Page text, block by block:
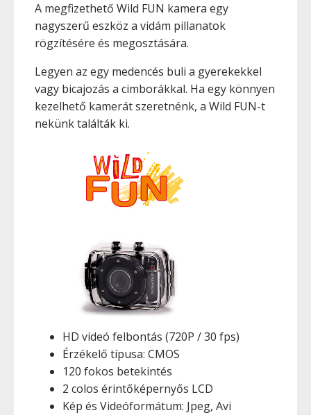
A megfizethető Wild FUN kamera egy
nagyszerű eszköz a vidám pillanatok
rögzítésére és megosztására.
Legyen az egy medencés buli a gyerekekkel
vagy bicajozás a cimborákkal. Ha egy könnyen
kezelhető kamerát szeretnénk, a Wild FUN-t
nekünk találták ki.
HD videó felbontás (720P / 30 fps)
Érzékelő típusa: CMOS
120 fokos betekintés
2 colos érintőképernyős LCD
Kép és Videóformátum: Jpeg, Avi